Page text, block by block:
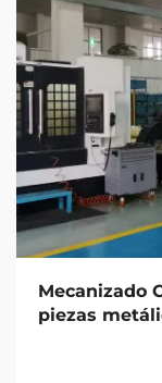
Mecanizado
piezas